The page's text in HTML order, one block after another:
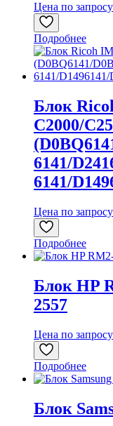
Цена по запросу
Подробнее
Блок
C2000/
6141/
6141/
Цена по запросу
Подробнее
Блок HP
2557
Цена по запросу
Подробнее
Блок